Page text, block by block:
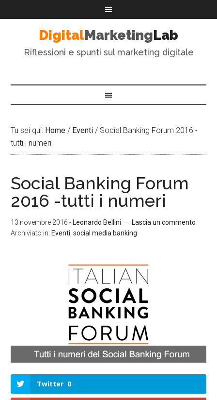
DigitalMarketingLab
Riflessioni e spunti sul marketing digitale
Tu sei qui: Home / Eventi / Social Banking Forum 2016 -
tutti i numeri
Social Banking Forum
2016 -tutti i numeri
13 novembre 2016 - Leonardo Bellini
Lascia un commento
Archiviato in: Eventi ,social media banking
Twitter 0